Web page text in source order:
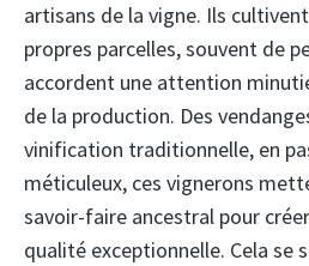
artisans de la vigne. Ils
propres parcelles, souvent de
accordent une attention
de la production. Des
vinification traditionnelle, en
méticuleux, ces vignerons
savoir-faire ancestral pour
qualité exceptionnelle. Cela se